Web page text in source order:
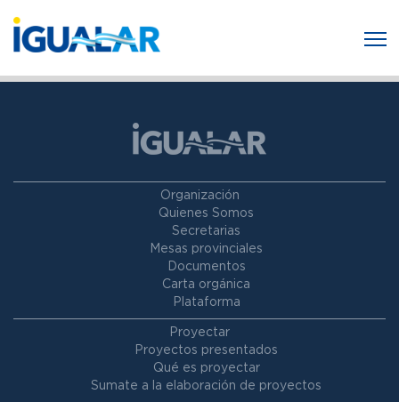
Organización
Quienes Somos
Secretarias
Mesas provinciales
Documentos
Carta orgánica
Plataforma
Proyectar
Proyectos presentados
Qué es proyectar
Sumate a la elaboración de proyectos